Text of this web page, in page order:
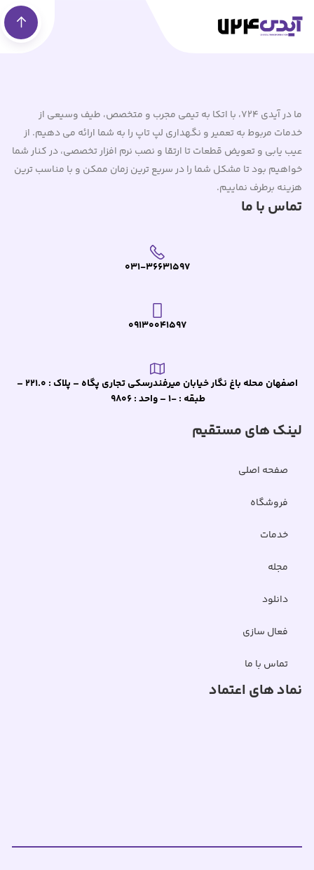
ما در آیدی 724، با اتکا به تیمی مجرب و متخصص، طیف وسیعی از
خدمات مربوط به تعمیر و نگهداری لپ تاپ را به شما ارائه می دهیم. از
عیب یابی و تعویض قطعات تا ارتقا و نصب نرم افزار تخصصی، در کنار شما
خواهیم بود تا مشکل شما را در سریع ترین زمان ممکن و با مناسب ترین
هزینه برطرف نماییم.
تماس با ما
031-36631597
09130041597
اصفهان محله باغ نگار خیابان میرفندرسکی تجاری پگاه – پلاک : 221.0 –
طبقه : -1 – واحد : 9806
لینک های مستقیم
صفحه اصلی
فروشگاه
خدمات
مجله
دانلود
فعال سازی
تماس با ما
نماد های اعتماد